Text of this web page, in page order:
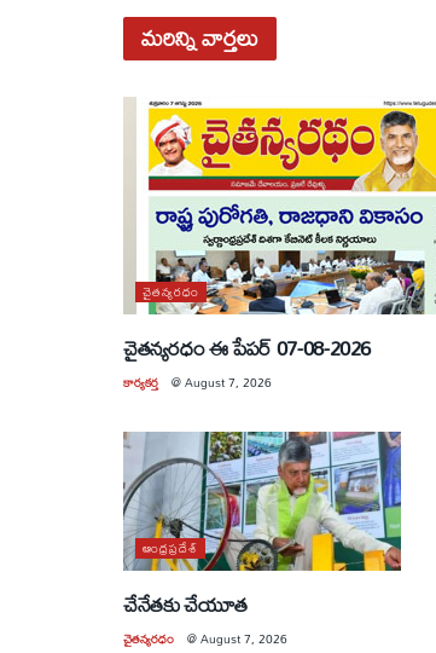
మరిన్నివార్తలు
చైతన్యరధం
చైతన్యరధం ఈ పేపర్ 07-08-2026
కార్యకర్త @August 7, 2026
ఆంధ్రప్రదేశ్
చేనేతకు చేయూత
చైతన్యరధం @August 7, 2026